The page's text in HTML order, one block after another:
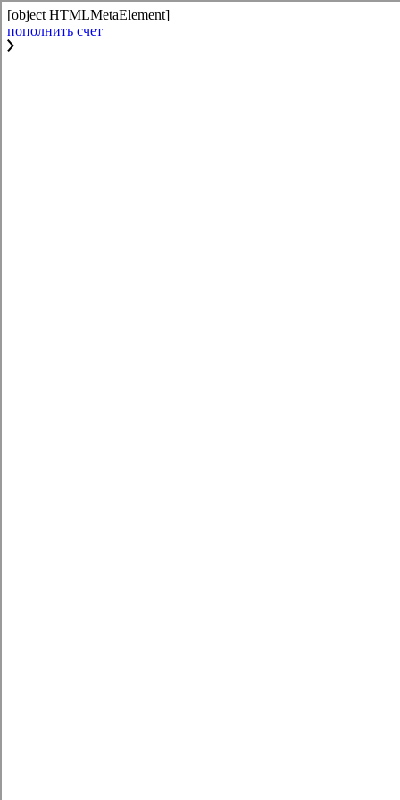
[object HTMLMetaElement]
пополнить счет